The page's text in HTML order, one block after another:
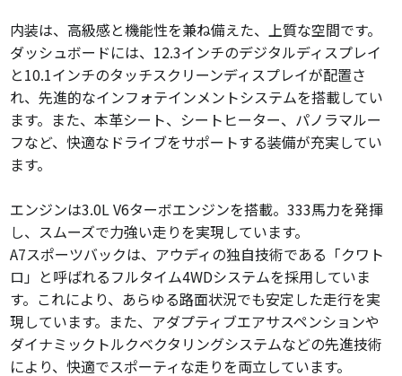
内装は、高級感と機能性を兼ね備えた、上質な空間です。
ダッシュボードには、12.3インチのデジタルディスプレイ
と10.1インチのタッチスクリーンディスプレイが配置さ
れ、先進的なインフォテインメントシステムを搭載してい
ます。また、本革シート、シートヒーター、パノラマルー
フなど、快適なドライブをサポートする装備が充実してい
ます。
エンジンは3.0L V6ターボエンジンを搭載。333馬力を発揮
し、スムーズで力強い走りを実現しています。
A7スポーツバックは、アウディの独自技術である「クワト
ロ」と呼ばれるフルタイム4WDシステムを採用していま
す。これにより、あらゆる路面状況でも安定した走行を実
現しています。また、アダプティブエアサスペンションや
ダイナミックトルクベクタリングシステムなどの先進技術
により、快適でスポーティな走りを両立しています。